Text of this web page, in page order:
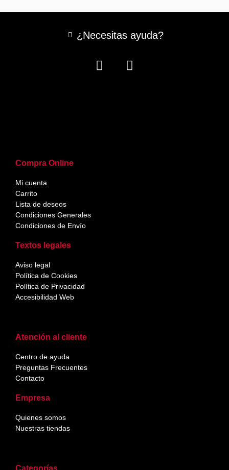
Categorías
Atención al cliente
Centro de ayuda
Preguntas Frecuentes
Contacto
Empresa
Quienes somos
Nuestras tiendas
Compra Online
Mi cuenta
Carrito
Lista de deseos
Condiciones Generales
Condiciones de Envío
Textos legales
Aviso legal
Política de Cookies
Política de Privacidad
Accesibilidad Web
¿Necesitas ayuda?